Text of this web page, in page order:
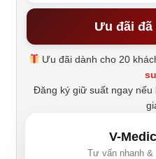
Ưu đãi
Ưu đãi dành cho 20
Đăng ký giữ suất ngay
V-
Tư vấn nhanh &